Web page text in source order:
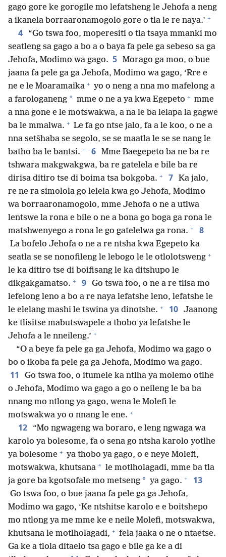
gago gore ke gorogile mo lefatsheng le Jehofa a neng
a ikanela borraaronamogolo gore o tla le re naya.’ +
4
“Go tswa foo, moperesiti o tla tsaya mmanki mo
seatleng sa gago a bo a o baya fa pele ga sebeso sa ga
Jehofa, Modimo wa gago. 5 Morago ga moo, o bue
jaana fa pele ga ga Jehofa, Modimo wa gago, ‘Rre e
ne e le Moaramaika + yo o neng a nna mo mafelong a
a farologaneng * mme o ne a ya kwa Egepeto + mme
a nna gone e le motswakwa, a na le ba lelapa la gagwe
ba le mmalwa. + Le fa go ntse jalo, fa a le koo, o ne a
nna setšhaba se segolo, se se maatla le se se nang le
batho ba le bantsi. + 6 Mme Baegepeto ba ne ba re
tshwara makgwakgwa, ba re gatelela e bile ba re
dirisa ditiro tse di boima tsa bokgoba. + 7 Ka jalo,
re ne ra simolola go lelela kwa go Jehofa, Modimo
wa borraaronamogolo, mme Jehofa o ne a utlwa
lentswe la rona e bile o ne a bona go boga ga rona le
matshwenyego a rona le go gatelelwa ga rona. + 8
La bofelo Jehofa o ne a re ntsha kwa Egepeto ka
seatla se se nonofileng le lebogo le le otlolotsweng +
le ka ditiro tse di boifisang le ka ditshupo le
dikgakgamatso. + 9 Go tswa foo, o ne a re tlisa mo
lefelong leno a bo a re naya lefatshe leno, lefatshe le
le elelang mashi le tswina ya dinotshe. + 10 Jaanong
ke tlisitse mabutswapele a thobo ya lefatshe le
Jehofa a le nneileng.’ +
“O a beye fa pele ga ga Jehofa, Modimo wa gago o
bo o ikoba fa pele ga ga Jehofa, Modimo wa gago.
11
Go tswa foo, o itumele ka ntlha ya molemo otlhe
o Jehofa, Modimo wa gago a go o neileng le ba ba
nnang mo ntlong ya gago, wena le Molefi le
motswakwa yo o nnang le ene. +
12
“Mo ngwageng wa boraro, e leng ngwaga wa
karolo ya bolesome, fa o sena go ntsha karolo yotlhe
ya bolesome + ya thobo ya gago, o e neye Molefi,
motswakwa, khutsana * le motlholagadi, mme ba tla
ja gore ba kgotsofale mo metseng * ya gago. + 13
Go tswa foo, o bue jaana fa pele ga ga Jehofa,
Modimo wa gago, ‘Ke ntshitse karolo e e boitshepo
mo ntlong ya me mme ke e neile Molefi, motswakwa,
khutsana le motlholagadi, + fela jaaka o ne o ntaetse.
Ga ke a tlola ditaelo tsa gago e bile ga ke a di